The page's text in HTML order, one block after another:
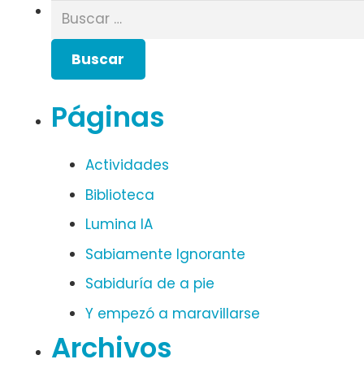
Buscar:
Páginas
Actividades
Biblioteca
Lumina IA
Sabiamente Ignorante
Sabiduría de a pie
Y empezó a maravillarse
Archivos